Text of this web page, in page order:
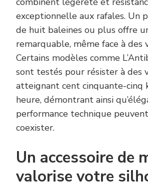
exceptionnelle aux rafales. Un
de huit baleines ou plus offre
remarquable, même face à des
Certains modèles comme
sont testés pour résister à des
atteignant cent cinquante-cinq
heure, démontrant ainsi
performance technique
coexister.
Un accessoire de
valorise votre